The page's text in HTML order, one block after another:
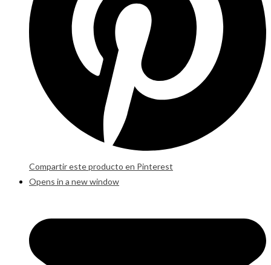
Compartir este producto en Pinterest
Opens in a new window